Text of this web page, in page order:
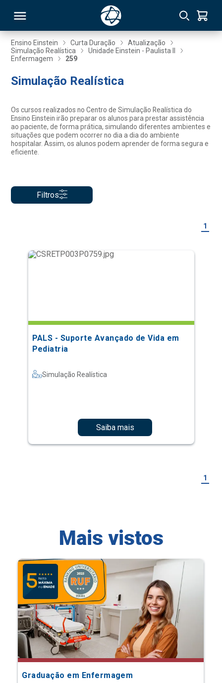
Ensino Einstein Curta Duração
Atualização
Simulação Realística
Unidade Einstein - Paulista II
Enfermagem
259
Simulação Realística
Os cursos realizados no Centro de Simulação Realística do
Ensino Einstein irão preparar os alunos para prestar assistência
ao paciente, de forma prática, simulando diferentes ambientes e
situações que podem ocorrer no dia a dia do ambiente
hospitalar. Assim, os alunos podem aprender de forma segura e
eficiente.
Filtros
1
PALS - Suporte Avançado de Vida em
Pediatria
Simulação Realística
Saiba mais
1
Mais vistos
Graduação em Enfermagem